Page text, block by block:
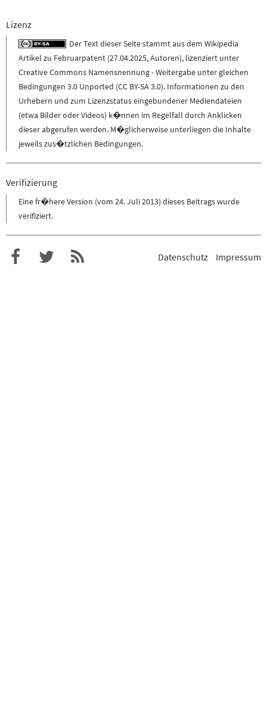
Lizenz
Der Text dieser Seite stammt aus dem Wikipedia
Artikel zu Februarpatent (27.04.2025,Autoren), lizenziert unter
Creative Commons Namensnennung - Weitergabe unter gleichen
Bedingungen 3.0 Unported (CC BY-SA 3.0). Informationen zu den
Urhebern und zum Lizenzstatus eingebundener Mediendateien
(etwa Bilder oder Videos) k�nnen im Regelfall durch Anklicken
dieser abgerufen werden. M�glicherweise unterliegen die Inhalte
jeweils zus�tzlichen Bedingungen.
Verifizierung
Einefr�here Version (vom 24. Juli 2013) dieses Beitrags wurde
verifiziert.
Datenschutz Impressum